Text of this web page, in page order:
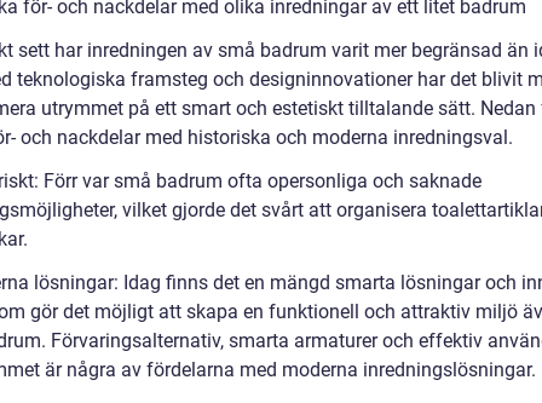
för- och nackdelar med olika inredningar av ett litet badrum
sett har inredningen av små badrum varit mer begränsad än
teknologiska framsteg och designinnovationer har det blivit
utrymmet på ett smart och estetiskt tilltalande sätt. Nedan
och nackdelar med historiska och moderna inredningsval.
Förr var små badrum ofta opersonliga och saknade
vilket gjorde det svårt att organisera
lösningar: Idag finns det en mängd smarta lösningar och
gör det möjligt att skapa en funktionell och attraktiv miljö
Förvaringsalternativ, smarta armaturer och effektiv
är några av fördelarna med moderna inredningslösningar.